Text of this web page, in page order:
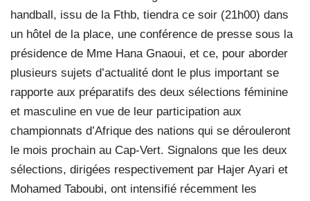
handball, issu de la Fthb, tiendra ce soir (21h00) dans
un hôtel de la place, une conférence de presse sous la
présidence de Mme Hana Gnaoui, et ce, pour aborder
plusieurs sujets d’actualité dont le plus important se
rapporte aux préparatifs des deux sélections féminine
et masculine en vue de leur participation aux
championnats d’Afrique des nations qui se dérouleront
le mois prochain au Cap-Vert. Signalons que les deux
sélections, dirigées respectivement par Hajer Ayari et
Mohamed Taboubi, ont intensifié récemment les